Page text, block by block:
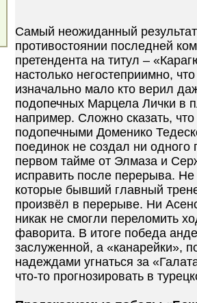
Самый неожиданный
противостоянии последней
претендента на титул –
настолько негостеприимно,
изначально мало кто верил
подопечных Марцела Лички в
например. Сложно сказать,
подопечными Доменико
поединок не создал ни одного
первом тайме от Элмаза и
исправить после перерыва.
которые бывший главный
произвёл в перерыве. Ни
никак не смогли переломить
фаворита. В итоге победа
заслуженной, а «канарейки»,
надеждами угнаться за
что-то прогнозировать в